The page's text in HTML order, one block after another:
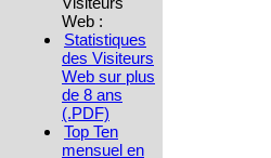
Web :
Statistiques
des Visiteurs
Web sur plus
de 8 ans
(.PDF)
Top Ten
mensuel en